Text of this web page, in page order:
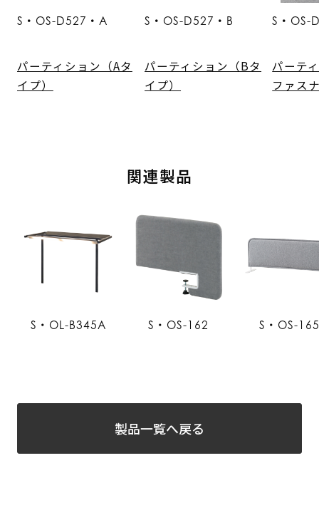
S・OS-D527・A
パーティション（Aタ
イプ）
S・OS-D527・B
パーティション（Bタ
イプ）
S・OS-
パーテ
ファス
関連製品
S・OL-B345A S・OS-162 S・OS-165
製品一覧へ戻る